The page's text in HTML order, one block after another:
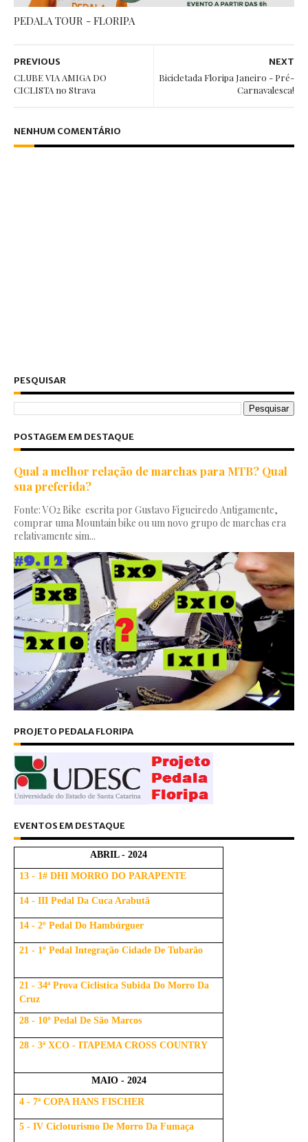
PEDALA TOUR - FLORIPA
NEXT
Bicicletada Floripa Janeiro - Pré-
Carnavalesca!
PREVIOUS
CLUBE VIA AMIGA DO
CICLISTA no Strava
NENHUM COMENTÁRIO
PESQUISAR
POSTAGEM EM DESTAQUE
Qual a melhor relação de marchas para MTB? Qual
sua preferida?
Fonte: VO2 Bike escrita por Gustavo Figueiredo Antigamente,
comprar uma Mountain bike ou um novo grupo de marchas era
relativamente sim...
PROJETO PEDALA FLORIPA
EVENTOS EM DESTAQUE
ABRIL - 2024
13 - 1# DHI MORRO DO PARAPENTE
14 - III Pedal Da Cuca Arabutã
14 - 2º Pedal Do Hambúrguer
21 - 1º Pedal Integração Cidade De Tubarão
21 - 34ª Prova Ciclistica Subida Do Morro Da
Cruz
28 - 10º Pedal De São Marcos
28 - 3ª XCO - ITAPEMA CROSS COUNTRY
MAIO - 2024
4 - 7ª COPA HANS FISCHER
5 - IV Cicloturismo De Morro Da Fumaça